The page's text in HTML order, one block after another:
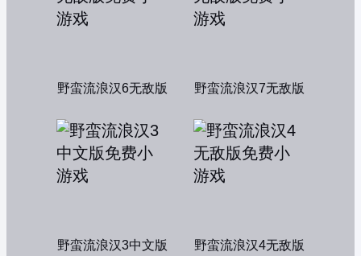
野蛮流浪汉6无敌版 野蛮流浪汉7无敌版
野蛮流浪汉3中文版 野蛮流浪汉4无敌版